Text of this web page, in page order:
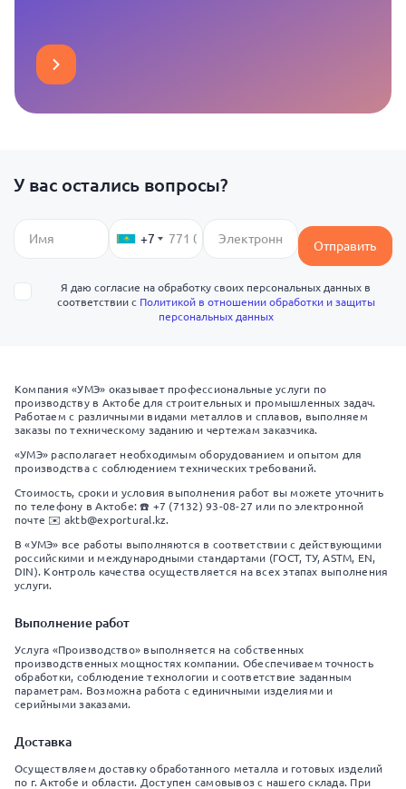
У вас остались вопросы?
+7 Отправить
Я даю согласие на обработку своих персональных данных в
соответствии с Политикой в отношении обработки и защиты
персональных данных
Компания «УМЭ» оказывает профессиональные услуги по
производству в Актобе для строительных и промышленных задач.
Работаем с различными видами металлов и сплавов, выполняем
заказы по техническому заданию и чертежам заказчика.
«УМЭ» располагает необходимым оборудованием и опытом для
производства с соблюдением технических требований.
Стоимость, сроки и условия выполнения работ вы можете уточнить
по телефону в Актобе: ☎️ +7 (7132) 93-08-27 или по электронной
почте ✉️ aktb@exportural.kz.
В «УМЭ» все работы выполняются в соответствии с действующими
российскими и международными стандартами (ГОСТ, ТУ, ASTM, EN,
DIN). Контроль качества осуществляется на всех этапах выполнения
услуги.
Выполнение работ
Услуга «Производство» выполняется на собственных
производственных мощностях компании. Обеспечиваем точность
обработки, соблюдение технологии и соответствие заданным
параметрам. Возможна работа с единичными изделиями и
серийными заказами.
Доставка
Осуществляем доставку обработанного металла и готовых изделий
по г. Актобе и области. Доступен самовывоз с нашего склада. При